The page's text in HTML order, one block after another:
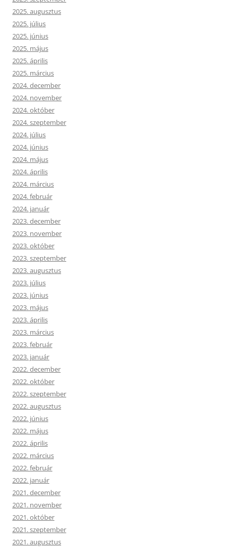
2025. augusztus
2025. július
2025. június
2025. május
2025. április
2025. március
2024. december
2024. november
2024. október
2024. szeptember
2024. július
2024. június
2024. május
2024. április
2024. március
2024. február
2024. január
2023. december
2023. november
2023. október
2023. szeptember
2023. augusztus
2023. július
2023. június
2023. május
2023. április
2023. március
2023. február
2023. január
2022. december
2022. október
2022. szeptember
2022. augusztus
2022. június
2022. május
2022. április
2022. március
2022. február
2022. január
2021. december
2021. november
2021. október
2021. szeptember
2021. augusztus